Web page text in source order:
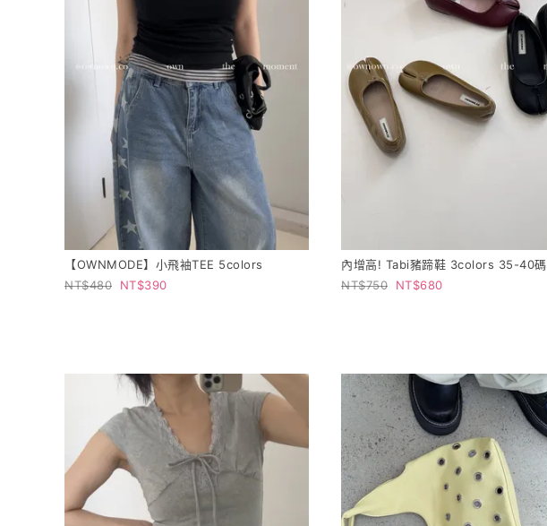
【OWNMODE】小飛袖TEE 5colors
480
390
內增高! Tabi豬蹄鞋 3colors 35-40碼
750
680